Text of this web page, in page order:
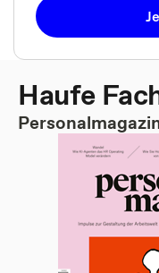
Haufe